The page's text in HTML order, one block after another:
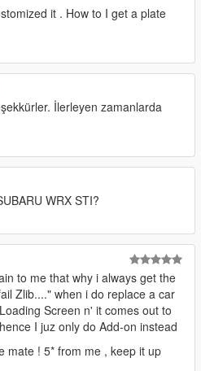
it . How to I get a plate
İlerleyen zamanlarda
WRX STI?
to me that why i always get the
Zlib...." when i do replace a car
Screen n' it comes out to
I juz only do Add-on instead
mate ! 5* from me , keep it up